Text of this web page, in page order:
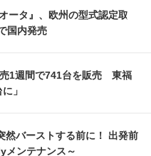
ータ』、欧州の型式認定取
国内発売
1週間で741台を販売 東福
」
然バーストする前に！ 出発前
メンテナンス～